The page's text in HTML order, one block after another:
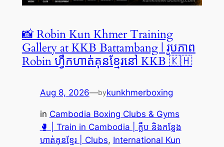
📸 Robin Kun Khmer Training
Gallery at KKB Battambang | រូបភាព
Robin ហ្វឹកហាត់គុនខ្មែរនៅ KKB 🇰🇭
Aug 8, 2026—bykunkhmerboxing
in Cambodia Boxing Clubs & Gyms
🥊 | Train in Cambodia | ក្លឹប និងកន្លែង
ហាត់គុនខ្មែរ | Clubs, International Kun